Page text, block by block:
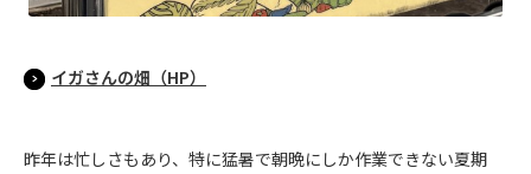
イガさんの畑（HP）
昨年は忙しさもあり、特に猛暑で朝晩にしか作業できない夏期